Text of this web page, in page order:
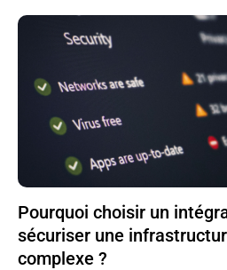
Pourquoi choisir un
sécuriser une
complexe ?